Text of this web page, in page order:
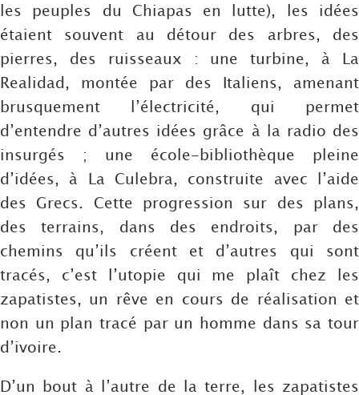
les peuples du Chiapas en lutte), les idées
étaient souvent au détour des arbres, des
pierres, des ruisseaux : une turbine, à La
Realidad, montée par des Italiens, amenant
brusquement l’électricité, qui permet
d’entendre d’autres idées grâce à la radio des
insurgés ; une école-bibliothèque pleine
d’idées, à La Culebra, construite avec l’aide
des Grecs. Cette progression sur des plans,
des terrains, dans des endroits, par des
chemins qu’ils créent et d’autres qui sont
tracés, c’est l’utopie qui me plaît chez les
zapatistes, un rêve en cours de réalisation et
non un plan tracé par un homme dans sa tour
d’ivoire.
D’un bout à l’autre de la terre, les zapatistes